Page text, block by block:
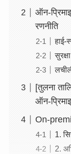
ऑन-
रणनीति
हाई-
[तुलना
ऑन-
On-
1.
2.